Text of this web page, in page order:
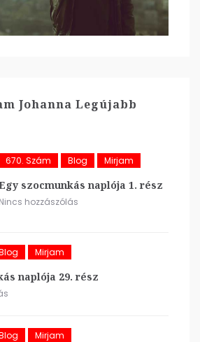
Johanna Legújabb
670. Szám Blog Mirjam
szocmunkás naplója 1. rész
Nincs hozzászólás
Mirjam
naplója 29. rész
Mirjam